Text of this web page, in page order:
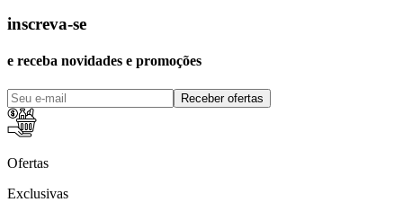
inscreva-se
e receba novidades e promoções
Receber ofertas
Ofertas
Exclusivas